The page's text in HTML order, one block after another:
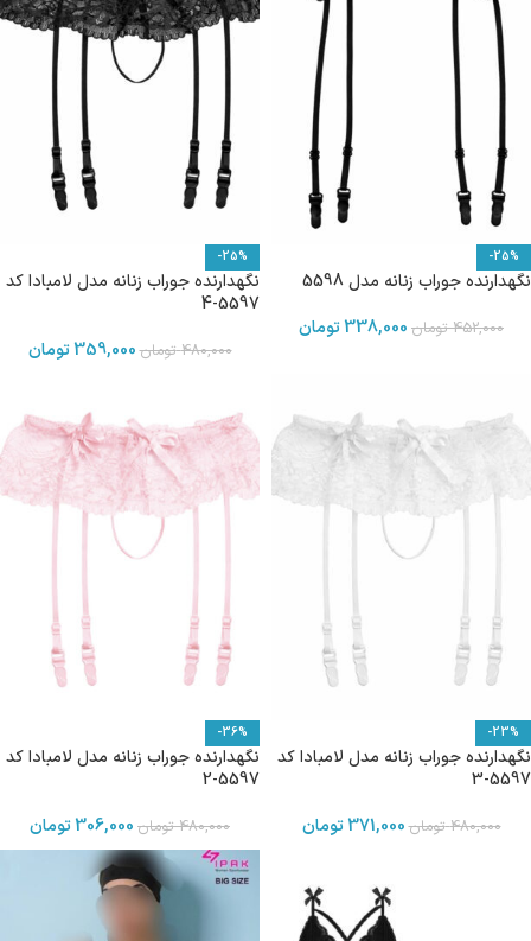
-25%
نگهدارنده جوراب زنانه مدل 5598
452,000 تومان 338,000تومان
-25%
نگهدارنده جوراب زنانه مدل لامبادا کد
5597-4
480,000 تومان359,000 تومان
-23%
نگهدارنده جوراب زنانه مدل لامبادا کد
5597-3
480,000 تومان371,000 تومان
-36%
نگهدارنده جوراب زنانه مدل لامبادا کد
5597-2
480,000 تومان 306,000تومان